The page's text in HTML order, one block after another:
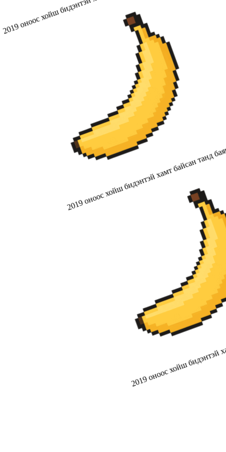
2019 оноос хойш бидэнтэй хамт байсан
2019 оноос хойш